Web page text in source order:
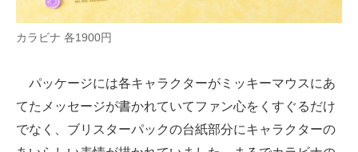
カラビナ 各1900円
パッケージには各キャラクターがミッキーマウスにあ
てたメッセージが書かれていてファン心をくすぐるだけ
でなく、ブリスターパックの台紙部分にキャラクターの